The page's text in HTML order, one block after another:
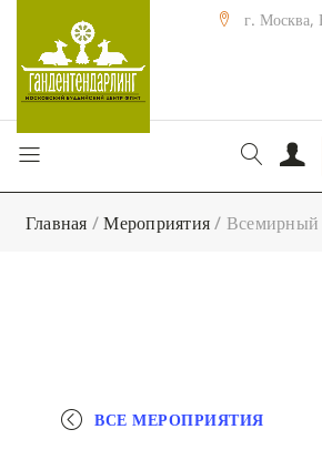
г. Москва,
Главная /Мероприятия/
ВСЕ МЕРОПРИЯТИЯ